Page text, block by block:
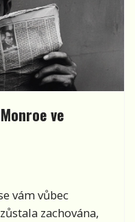
ve
vám vůbec
zachována,